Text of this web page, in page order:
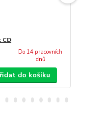
CD
Do 14 pracovních
dnů
do košíku